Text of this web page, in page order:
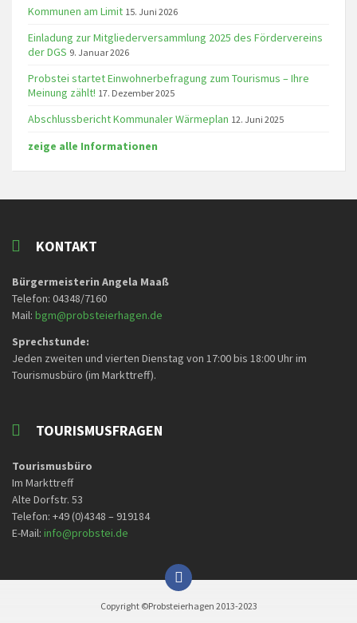
Kommunen am Limit 15. Juni 2026
Einladung zur Mitgliederversammlung 2025 des Fördervereins
der DGS 9. Januar 2026
Probstei startet Einwohnerbefragung zum Tourismus – Ihre
Meinung zählt! 17. Dezember 2025
Abschlussbericht Kommunaler Wärmeplan 12. Juni 2025
zeige alle Informationen
KONTAKT
Bürgermeisterin Angela Maaß
Telefon: 04348/7160
Mail: bgm@probsteierhagen.de
Sprechstunde:
Jeden zweiten und vierten Dienstag von 17:00 bis 18:00 Uhr im
Tourismusbüro (im Markttreff).
TOURISMUSFRAGEN
Tourismusbüro
Im Markttreff
Alte Dorfstr. 53
Telefon: +49 (0)4348 – 919184
E-Mail: info@probstei.de
Copyright ©Probsteierhagen 2013-2023